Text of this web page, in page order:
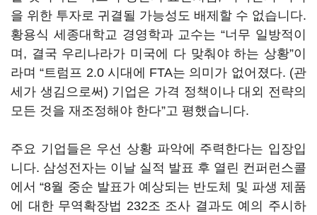
을 위한 투자로 귀결될 가능성도 배제할 수 없습니다.
황용식 세종대학교 경영학과 교수는 “너무 일방적이
며, 결국 우리나라가 미국에 다 맞춰야 하는 상황”이
라며 “트럼프 2.0 시대에 FTA는 의미가 없어졌다. (관
세가 생김으로써) 기업은 가격 정책이나 대외 전략의
모든 것을 재조정해야 한다”고 평했습니다.
주요 기업들은 우선 상황 파악에 주력한다는 입장입
니다. 삼성전자는 이날 실적 발표 후 열린 컨퍼런스콜
에서 “8월 중순 발표가 예상되는 반도체 및 파생 제품
에 대한 무역확장법 232조 조사 결과도 예의 주시하